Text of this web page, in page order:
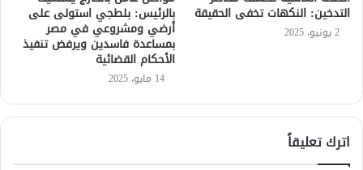
التدخين: النكهات تخفى الحقيقة
2 يونيو، 2025
بالرئيس: بلطجي استولى على
أرضي ومشروعي في مصر
بمساعدة فاسدين ويرفض تنفيذ
الأحكام القضائية
14 مايو، 2025
اترك تعليقاً